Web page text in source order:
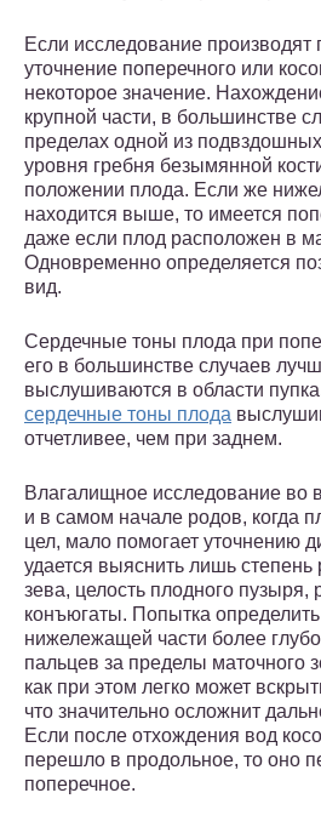
Если исследование производят
уточнение поперечного или
некоторое значение.
крупной части, в большинстве
пределах одной из
уровня гребня безымянной
положении плода. Если же
находится выше, то имеется
даже если плод расположен в
Одновременно определяется
вид.
Сердечные тоны плода при
его в большинстве случаев
выслушиваются в области
сердечные тоны плода
отчетливее, чем при заднем.
Влагалищное исследование во
и в самом начале родов, когда
цел, мало помогает уточнению
удается выяснить лишь степень
зева, целость плодного пузыря,
конъюгаты. Попытка
нижележащей части более
пальцев за пределы маточного
как при этом легко может
что значительно осложнит
Если после отхождения вод
перешло в продольное, то оно
поперечное.